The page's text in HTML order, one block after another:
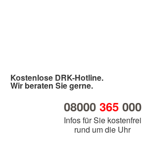
Kostenlose DRK-Hotline.
Wir beraten Sie gerne.
08000 365000
Infos für Sie kostenfrei
rund um die Uhr